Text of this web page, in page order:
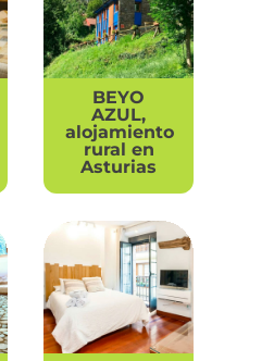
BEYO
AZUL,
alojamiento
rural en
Asturias